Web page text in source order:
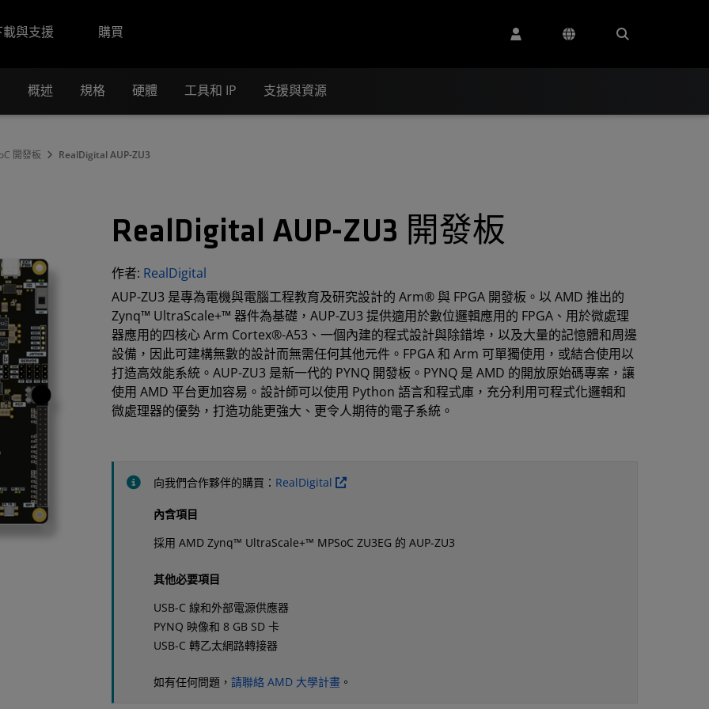
載與支援 購買
概述 規格 硬體 工具和 IP 支援與資源
開發板 RealDigital AUP-ZU3
RealDigital AUP-ZU3 開發板
作者: RealDigital
AUP-ZU3 是專為電機與電腦工程教育及研究設計的 Arm® 與 FPGA 開發板。以 AMD 推出的
Zynq™ UltraScale+™ 器件為基礎，AUP-ZU3 提供適用於數位邏輯應用的 FPGA、用於微處理
器應用的四核心 Arm Cortex®-A53、一個內建的程式設計與除錯埠，以及大量的記憶體和周邊
設備，因此可建構無數的設計而無需任何其他元件。FPGA 和 Arm 可單獨使用，或結合使用以
打造高效能系統。AUP-ZU3 是新一代的 PYNQ 開發板。PYNQ 是 AMD 的開放原始碼專案，讓
使用 AMD 平台更加容易。設計師可以使用 Python 語言和程式庫，充分利用可程式化邏輯和
微處理器的優勢，打造功能更強大、更令人期待的電子系統。
向我們合作夥伴的購買： RealDigital
內含項目
採用 AMD Zynq™ UltraScale+™ MPSoC ZU3EG 的 AUP-ZU3
其他必要項目
USB-C 線和外部電源供應器
PYNQ 映像和 8 GB SD 卡
USB-C 轉乙太網路轉接器
如有任何問題，請聯絡 AMD 大學計畫 。